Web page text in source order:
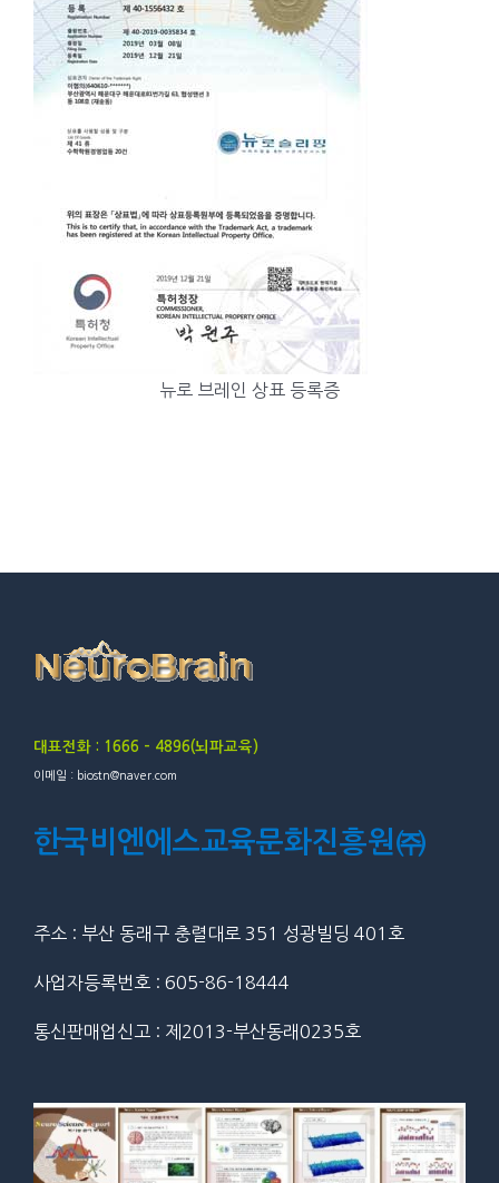
뉴로 브레인 상표 등록증
대표전화 : 1666 – 4896(뇌파교육)
이메일 : biostn@naver.com
한국비엔에스교육문화진흥원㈜
주소 : 부산 동래구 충렬대로 351 성광빌딩 401호
사업자등록번호 : 605-86-18444
통신판매업신고 : 제2013-부산동래0235호